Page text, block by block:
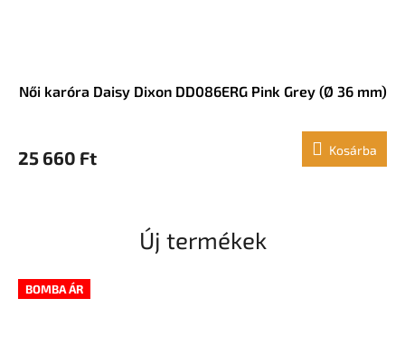
Női karóra Daisy Dixon DD086ERG Pink Grey (Ø 36 mm)
25 660 Ft Kosárba
Új termékek
BOMBA ÁR